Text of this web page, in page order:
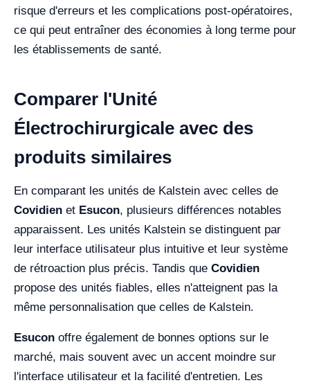
risque d'erreurs et les complications post-opératoires,
ce qui peut entraîner des économies à long terme pour
les établissements de santé.
Comparer l'Unité
Électrochirurgicale avec des
produits similaires
En comparant les unités de Kalstein avec celles de
Covidien et Esucon, plusieurs différences notables
apparaissent. Les unités Kalstein se distinguent par
leur interface utilisateur plus intuitive et leur système
de rétroaction plus précis. Tandis que Covidien
propose des unités fiables, elles n'atteignent pas la
même personnalisation que celles de Kalstein.
Esucon offre également de bonnes options sur le
marché, mais souvent avec un accent moindre sur
l'interface utilisateur et la facilité d'entretien. Les